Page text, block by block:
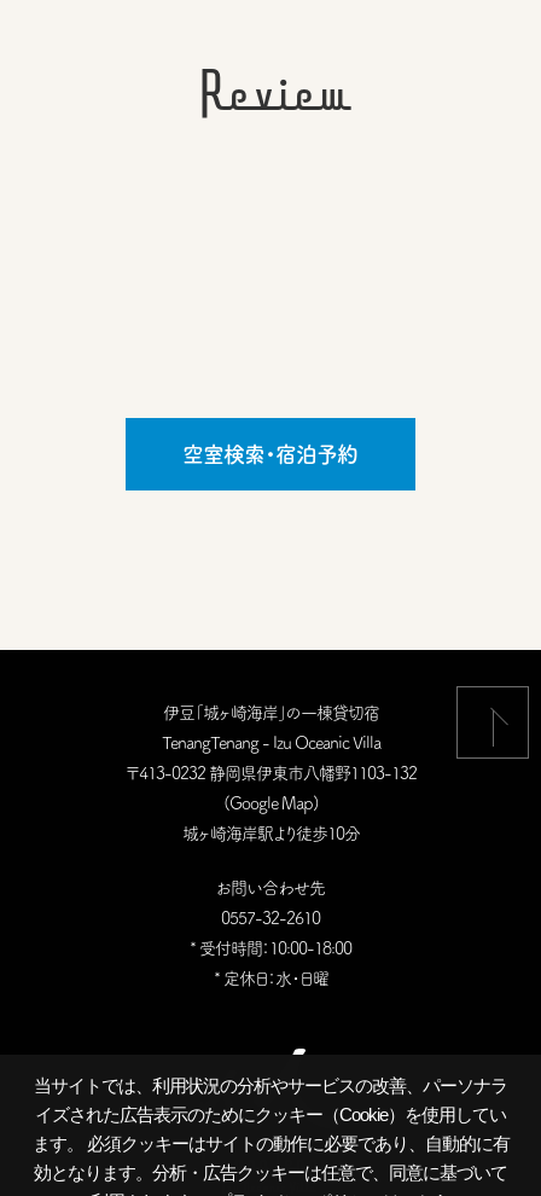
当サイトでは、利用状況の分析やサービスの改善、パーソナラ
イズされた広告表示のためにクッキー（Cookie）を使用してい
ます。 必須クッキーはサイトの動作に必要であり、自動的に有
効となります。分析・広告クッキーは任意で、同意に基づいて
Review
空室検索・宿泊予約
伊豆「城ヶ崎海岸」の一棟貸切宿
TenangTenang - Izu Oceanic Villa
〒413-0232 静岡県伊東市八幡野1103-132
(Google Map)
城ヶ崎海岸駅より徒歩10分
お問い合わせ先
0557-32-2610
* 受付時間：10:00-18:00
* 定休日：水・日曜